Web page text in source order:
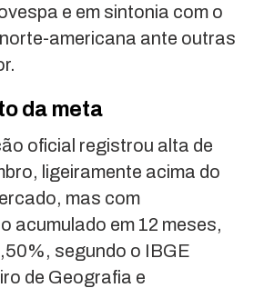
e em sintonia com o
americana ante outras
da meta
oficial registrou alta de
ligeiramente acima do
mas com
acumulado em 12 meses,
segundo o IBGE
de Geografia e